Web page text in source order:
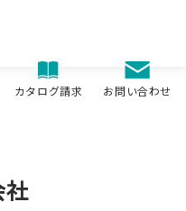
カタログ請求 お問い合わせ
社